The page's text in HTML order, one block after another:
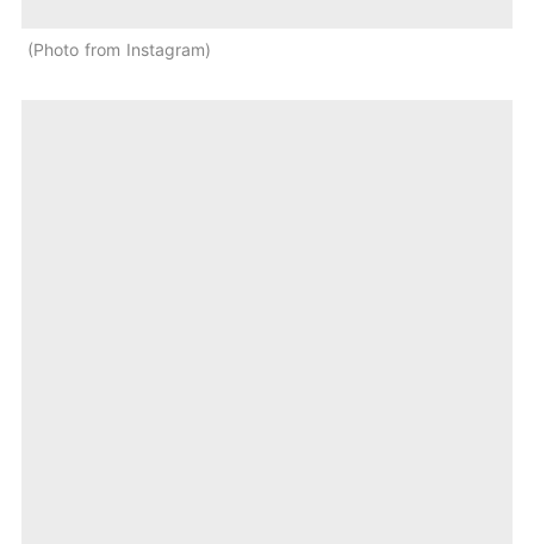
Photo from Instagram